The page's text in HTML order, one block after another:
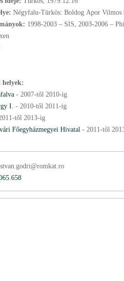
Négyfalu-Türkös: Boldog Apor Vilmos
1998-2003 – SIS, 2003-2006 –
helyek:
- 2007-től 2010-ig
I. - 2010-től 2011-ig
-től 2013-ig
Főegyházmegyei Hivatal- 2011-től